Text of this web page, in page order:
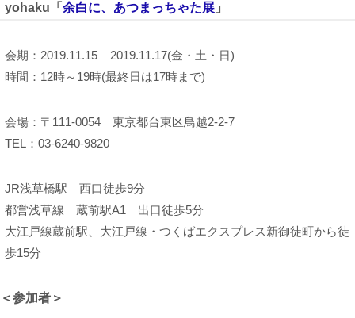
yohaku「 余白に、あつまっちゃた展 」
会期：2019.11.15 – 2019.11.17(金・土・日)
時間：12時～19時(最終日は17時まで)
会場：〒111-0054 東京都台東区鳥越2-2-7
TEL：03-6240-9820
JR浅草橋駅 西口徒歩9分
都営浅草線 蔵前駅A1 出口徒歩5分
大江戸線蔵前駅、大江戸線・つくばエクスプレス新御徒町から徒
歩15分
＜参加者＞